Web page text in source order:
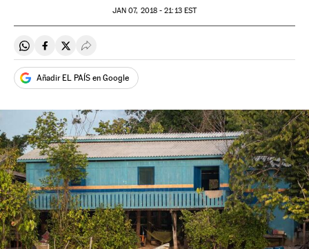
JAN 07, 2018 - 21:13EST
Compartir en Whatsapp
Compartir en Facebook
Compartir en Twitter
Desplegar Redes Sociales
Añadir EL PAÍS en Google